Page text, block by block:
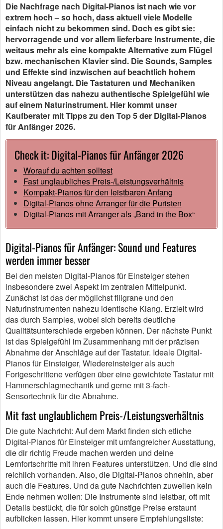
Die Nachfrage nach Digital-Pianos ist nach wie vor
extrem hoch – so hoch, dass aktuell viele Modelle
einfach nicht zu bekommen sind. Doch es gibt sie:
hervorragende und vor allem lieferbare Instrumente, die
weitaus mehr als eine kompakte Alternative zum Flügel
bzw. mechanischen Klavier sind. Die Sounds, Samples
und Effekte sind inzwischen auf beachtlich hohem
Niveau angelangt. Die Tastaturen und Mechaniken
unterstützen das nahezu authentische Spielgefühl wie
auf einem Naturinstrument. Hier kommt unser
Kaufberater mit Tipps zu den Top 5 der Digital-Pianos
für Anfänger 2026.
Check it: Digital-Pianos für Anfänger 2026
Worauf du achten solltest
Fast unglaubliches Preis-/Leistungsverhältnis
Kompakt-Pianos für den leistbaren Anfang
Digital-Pianos ohne Arranger für die Puristen
Digital-Pianos mit Arranger als „Band in the Box“
Digital-Pianos für Anfänger: Sound und Features
werden immer besser
Bei den meisten Digital-Pianos für Einsteiger stehen
insbesondere zwei Aspekt im zentralen Mittelpunkt.
Zunächst ist das der möglichst filigrane und den
Naturinstrumenten nahezu identische Klang. Erzielt wird
das durch Samples, wobei sich bereits deutliche
Qualitätsunterschiede ergeben können. Der nächste Punkt
ist das Spielgefühl im Zusammenhang mit der präzisen
Abnahme der Anschläge auf der Tastatur. Ideale Digital-
Pianos für Einsteiger, Wiedereinsteiger als auch
Fortgeschrittene verfügen über eine gewichtete Tastatur mit
Hammerschlagmechanik und gerne mit 3-fach-
Sensortechnik für die Abnahme.
Mit fast unglaublichem Preis-/Leistungsverhältnis
Die gute Nachricht: Auf dem Markt finden sich etliche
Digital-Pianos für Einsteiger mit umfangreicher Ausstattung,
die dir richtig Freude machen werden und deine
Lernfortschritte mit ihren Features unterstützen. Und die sind
reichlich vorhanden. Also, die Digital-Pianos ohnehin, aber
auch die Features. Und da gute Nachrichten zuweilen kein
Ende nehmen wollen: Die Instrumente sind leistbar, oft mit
Details bestückt, die für solch günstige Preise erstaunt
aufblicken lassen. Hier kommt unsere Empfehlungsliste: